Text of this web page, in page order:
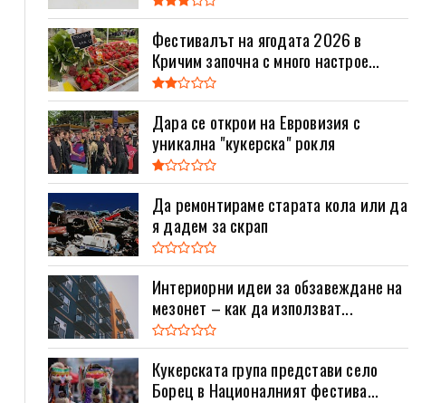
Фестивалът на ягодата 2026 в
Кричим започна с много настрое...
Дара се открои на Евровизия с
уникална "кукерска" рокля
Да ремонтираме старата кола или да
я дадем за скрап
Интериорни идеи за обзавеждане на
мезонет – как да използват...
Кукерската група представи село
Борец в Националният фестива...